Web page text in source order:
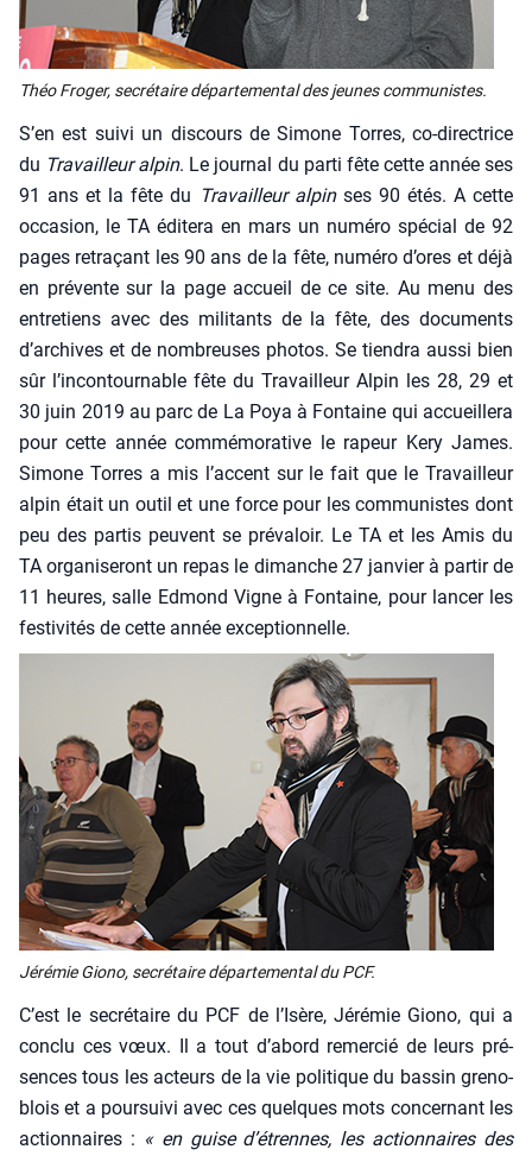
Théo Fro­ger, secré­taire dépar­te­men­tal des jeunes com­mu­nistes.
S’en est sui­vi un dis­cours de Simone Torres, co-direc­trice
du Tra­vailleur alpin. Le jour­nal du par­ti fête cette année ses
91 ans et la fête du Tra­vailleur alpinses 90 étés. A cette
occa­sion, le TA édi­te­ra en mars un numé­ro spé­cial de 92
pages retra­çant les 90 ans de la fête, numé­ro d’ores et déjà
en pré­vente sur la page accueil de ce site. Au menu des
entre­tiens avec des mili­tants de la fête, des docu­ments
d’archives et de nom­breuses pho­tos. Se tien­dra aus­si bien
sûr l’incontournable fête du Tra­vailleur Alpin les 28, 29 et
30 juin 2019 au parc de La Poya à Fon­taine qui accueille­ra
pour cette année com­mé­mo­ra­tive le rapeur Kery James.
Simone Torres a mis l’accent sur le fait que le Tra­vailleur
alpin était un outil et une force pour les com­mu­nistes dont
peu des par­tis peuvent se pré­va­loir. Le TA et les Amis du
TA orga­ni­se­ront un repas le dimanche 27 jan­vier à par­tir de
11 heures, salle Edmond Vigne à Fon­taine, pour lan­cer les
fes­ti­vi­tés de cette année excep­tion­nelle.
Jéré­mie Gio­no, secré­taire dépar­te­men­tal du PCF.
C’est le secré­taire du PCF de l’Isère, Jéré­mie Gio­no, qui a
conclu ces vœux. Il a tout d’abord remer­cié de leurs pré­
sences tous les acteurs de la vie poli­tique du bas­sin gre­no­
blois et a pour­sui­vi avec ces quelques mots concer­nant les
action­naires : « en guise d’étrennes, les action­naires des